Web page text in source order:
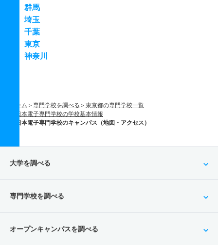
群馬
埼玉
千葉
東京
神奈川
ホーム 専門学校を調べる
東京都の専門学校一覧
日本電子専門学校の学校基本情報
日本電子専門学校のキャンパス（地図・アクセス）
大学を調べる
専門学校を調べる
オープンキャンパスを調べる